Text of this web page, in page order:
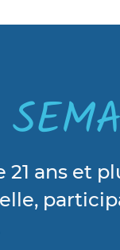
21 ans et